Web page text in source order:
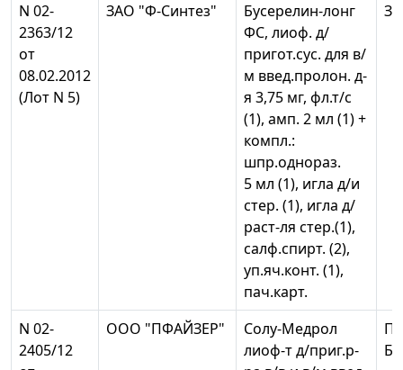
N 02-
2363/12
от
08.02.2012
(Лот N 5)
ЗАО "Ф-Синтез"
Бусерелин-лонг
ФС, лиоф. д/
пригот.сус. для в/
м введ.пролон. д-
я 3,75 мг, фл.т/с
(1), амп. 2 мл (1) +
компл.:
шпр.однораз.
5 мл (1), игла д/и
стер. (1), игла д/
раст-ля стер.(1),
салф.спирт. (2),
уп.яч.конт. (1),
пач.карт.
N 02-
2405/12
ООО "ПФАЙЗЕР"
Солу-Медрол
лиоф-т д/приг.р-